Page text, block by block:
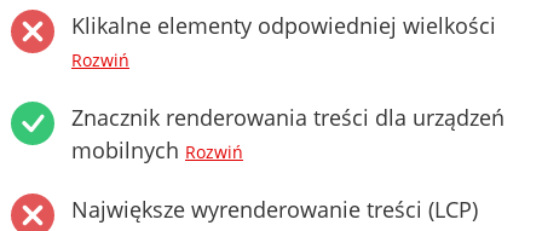
Klikalne elementy odpowiedniej wielkości
Rozwiń
Znacznik renderowania treści dla urządzeń
mobilnych Rozwiń
Największe wyrenderowanie treści (LCP)